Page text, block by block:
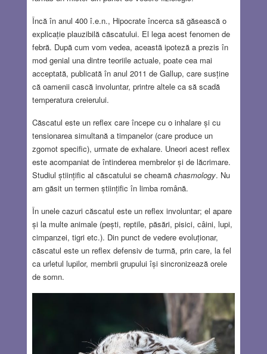
Încă în anul 400 î.e.n., Hipocrate încerca să găsească o
explicație plauzibilă căscatului. El lega acest fenomen de
febră. După cum vom vedea, această ipoteză a prezis în
mod genial una dintre teoriile actuale, poate cea mai
acceptată, publicată în anul 2011 de Gallup, care susține
că oamenii cască involuntar, printre altele ca să scadă
temperatura creierului.
Căscatul este un reflex care începe cu o inhalare și cu
tensionarea simultană a timpanelor (care produce un
zgomot specific), urmate de exhalare. Uneori acest reflex
este acompaniat de întinderea membrelor și de lăcrimare.
Studiul științific al căscatului se cheamă chasmology. Nu
am găsit un termen științific în limba română.
În unele cazuri căscatul este un reflex involuntar; el apare
și la multe animale (pești, reptile, păsări, pisici, câini, lupi,
cimpanzei, tigri etc.). Din punct de vedere evoluționar,
căscatul este un reflex defensiv de turmă, prin care, la fel
ca urletul lupilor, membrii grupului își sincronizează orele
de somn.